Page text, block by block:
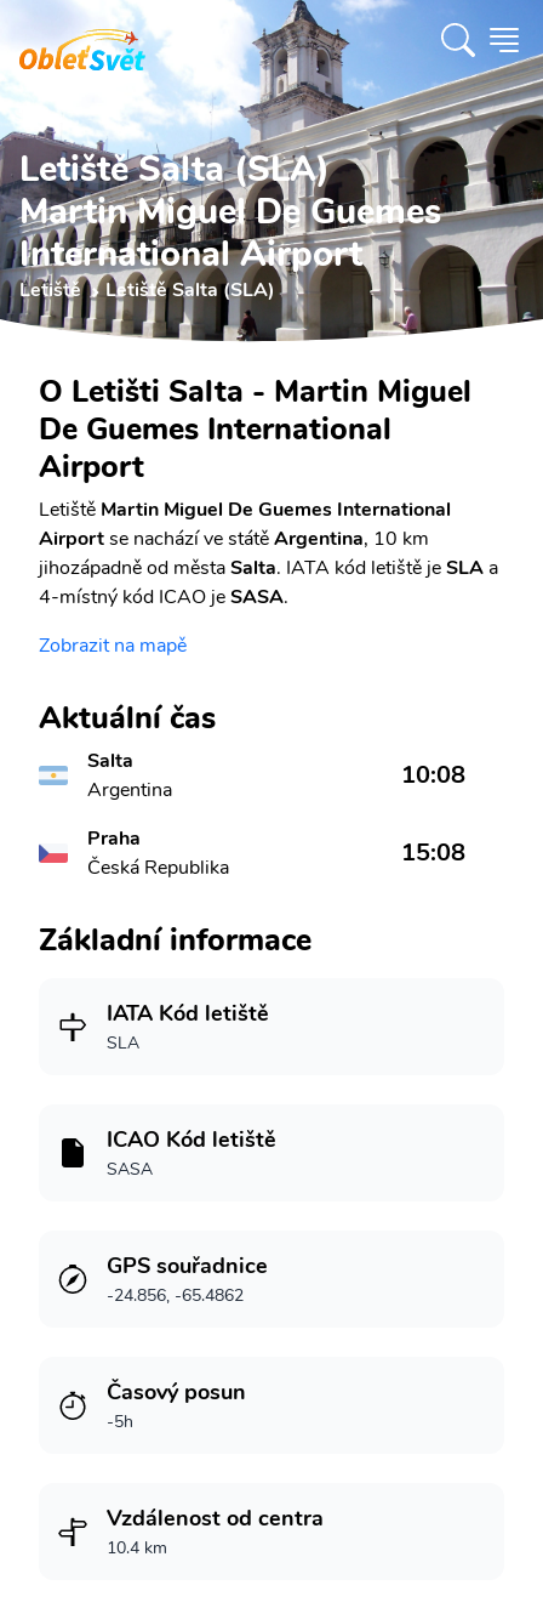
Letiště Salta (SLA)
Martin Miguel De Guemes
International Airport
Letiště Letiště Salta (SLA)
O Letišti Salta - Martin Miguel
De Guemes International
Airport
Letiště Martin Miguel De Guemes International
Airportse nachází ve státěArgentina, 10 km
jihozápadně od městaSalta. IATA kód letiště jeSLA a
4-místný kód ICAO jeSASA.
Zobrazit na mapě
Aktuální čas
Salta
Argentina
10:08
Praha
Česká Republika
15:08
Základní informace
IATA Kód letiště
SLA
ICAO Kód letiště
SASA
GPS souřadnice
-24.856, -65.4862
Časový posun
-5h
Vzdálenost od centra
10.4 km